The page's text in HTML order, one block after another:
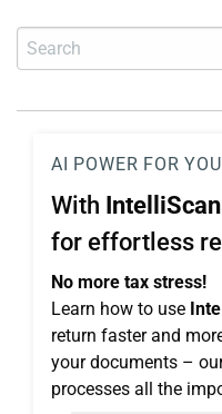
AI POWER FOR
With IntelliScan
for effortless
No more tax stress!
Learn how to use
return faster and
your documents –
processes all the